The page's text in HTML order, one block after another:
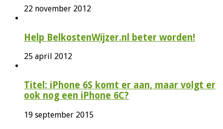
22 november 2012
Help BelkostenWijzer.nl beter worden!
25 april 2012
Titel: iPhone 6S komt er aan, maar volgt er
ook nog een iPhone 6C?
19 september 2015